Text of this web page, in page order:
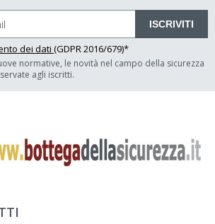
ISCRIVITI
dei dati (GDPR 2016/679)*
normative, le novità nel campo della sicurezza
agli iscritti.